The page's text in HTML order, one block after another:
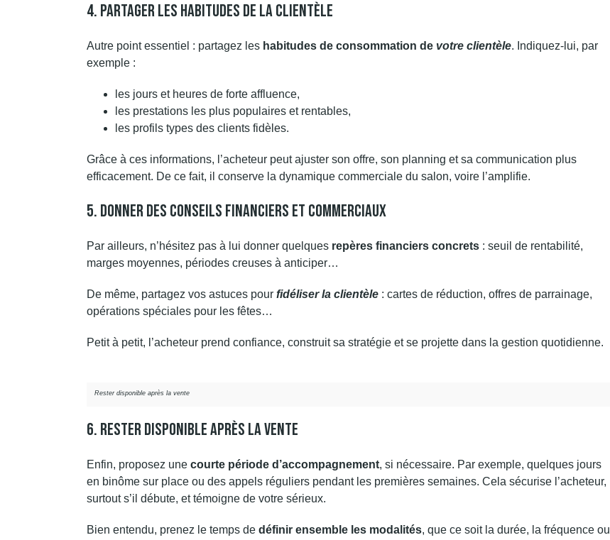
4. Partager Les Habitudes De La Clientèle
Autre point essentiel : partagez les habitudes de consommation de votre clientèle. Indiquez-lui, par
exemple :
les jours et heures de forte affluence,
les prestations les plus populaires et rentables,
les profils types des clients fidèles.
Grâce à ces informations, l’acheteur peut ajuster son offre, son planning et sa communication plus
efficacement. De ce fait, il conserve la dynamique commerciale du salon, voire l’amplifie.
5. Donner Des Conseils Financiers Et Commerciaux
Par ailleurs, n’hésitez pas à lui donner quelques repères financiers concrets : seuil de rentabilité,
marges moyennes, périodes creuses à anticiper…
De même, partagez vos astuces pour fidéliser la clientèle : cartes de réduction, offres de parrainage,
opérations spéciales pour les fêtes…
Petit à petit, l’acheteur prend confiance, construit sa stratégie et se projette dans la gestion quotidienne.
Rester disponible après la vente
6. Rester Disponible Après La Vente
Enfin, proposez une courte période d’accompagnement, si nécessaire. Par exemple, quelques jours
en binôme sur place ou des appels réguliers pendant les premières semaines. Cela sécurise l’acheteur,
surtout s’il débute, et témoigne de votre sérieux.
Bien entendu, prenez le temps de définir ensemble les modalités, que ce soit la durée, la fréquence ou